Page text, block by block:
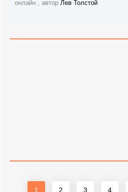
онлайн , автор Лев Толстой
1 2 3 4